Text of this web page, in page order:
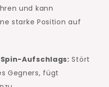
und kann
starke Position auf
Aufschlags: Stört
Gegners, fügt